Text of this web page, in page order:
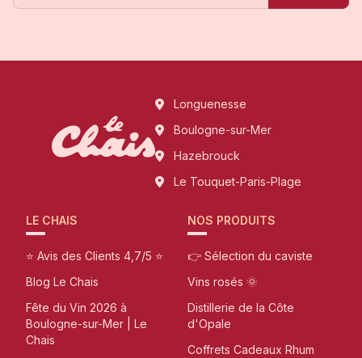
Longuenesse
Boulogne-sur-Mer
Hazebrouck
Le Touquet-Paris-Plage
LE CHAIS
⭐ Avis des Clients 4,7/5 ⭐
Blog Le Chais
Fête du Vin 2026 à
Boulogne-sur-Mer | Le
Chais
NOS PRODUITS
👉 Sélection du caviste
Vins rosés 🌞
Distillerie de la Côte
d'Opale
Coffrets Cadeaux Rhum